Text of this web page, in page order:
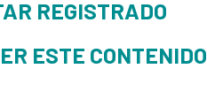
REGISTRADO
ESTE CONTENIDO